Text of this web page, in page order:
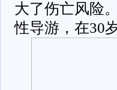
大了伤亡风险
性导游，在30